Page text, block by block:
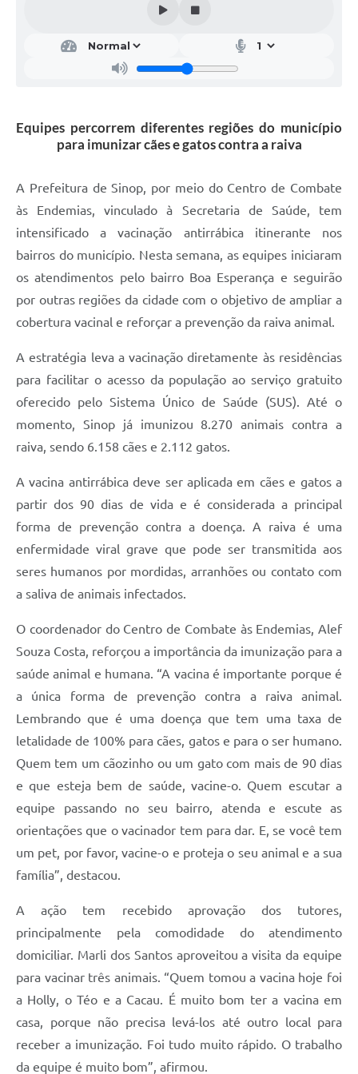
Equipes percorrem diferentes regiões do município
para imunizar cães e gatos contra a raiva
A Prefeitura de Sinop, por meio do Centro de Combate
às Endemias, vinculado à Secretaria de Saúde, tem
intensificado a vacinação antirrábica itinerante nos
bairros do município. Nesta semana, as equipes iniciaram
os atendimentos pelo bairro Boa Esperança e seguirão
por outras regiões da cidade com o objetivo de ampliar a
cobertura vacinal e reforçar a prevenção da raiva animal.
A estratégia leva a vacinação diretamente às residências
para facilitar o acesso da população ao serviço gratuito
oferecido pelo Sistema Único de Saúde (SUS). Até o
momento, Sinop já imunizou 8.270 animais contra a
raiva, sendo 6.158 cães e 2.112 gatos.
A vacina antirrábica deve ser aplicada em cães e gatos a
partir dos 90 dias de vida e é considerada a principal
forma de prevenção contra a doença. A raiva é uma
enfermidade viral grave que pode ser transmitida aos
seres humanos por mordidas, arranhões ou contato com
a saliva de animais infectados.
O coordenador do Centro de Combate às Endemias, Alef
Souza Costa, reforçou a importância da imunização para a
saúde animal e humana. “A vacina é importante porque é
a única forma de prevenção contra a raiva animal.
Lembrando que é uma doença que tem uma taxa de
letalidade de 100% para cães, gatos e para o ser humano.
Quem tem um cãozinho ou um gato com mais de 90 dias
e que esteja bem de saúde, vacine-o. Quem escutar a
equipe passando no seu bairro, atenda e escute as
orientações que o vacinador tem para dar. E, se você tem
um pet, por favor, vacine-o e proteja o seu animal e a sua
família”, destacou.
A ação tem recebido aprovação dos tutores,
principalmente pela comodidade do atendimento
domiciliar. Marli dos Santos aproveitou a visita da equipe
para vacinar três animais. “Quem tomou a vacina hoje foi
a Holly, o Téo e a Cacau. É muito bom ter a vacina em
casa, porque não precisa levá-los até outro local para
receber a imunização. Foi tudo muito rápido. O trabalho
da equipe é muito bom”, afirmou.